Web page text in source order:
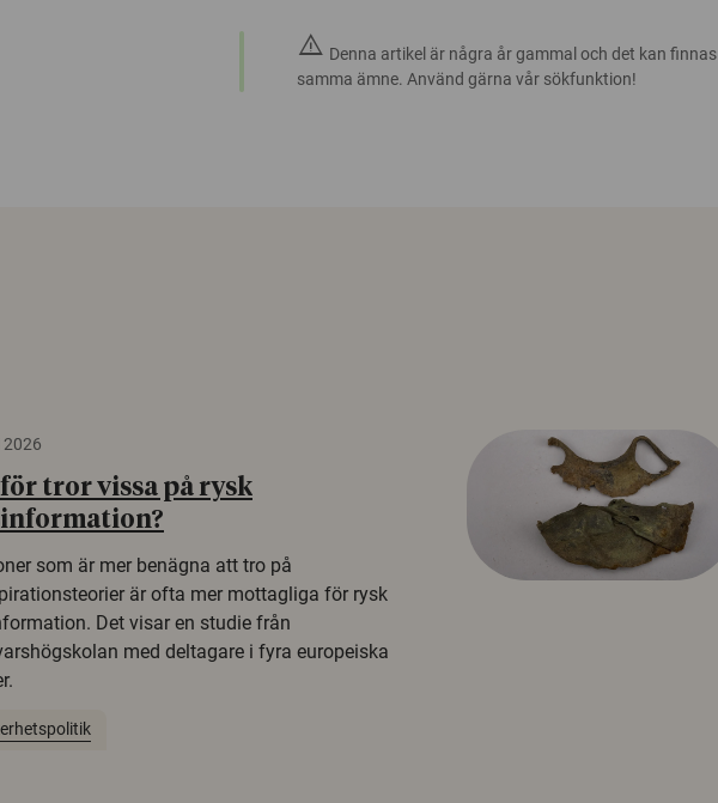
warning Denna artikel är några år gammal och det kan
samma ämne. Använd gärna vår sökfunktion!
2026
tror vissa på rysk
som är mer benägna att tro på
är ofta mer mottagliga för rysk
Det visar en studie från
med deltagare i fyra europeiska